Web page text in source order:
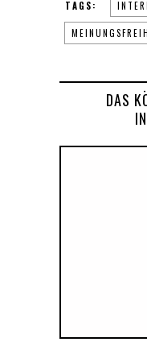
TAGS:
DAS